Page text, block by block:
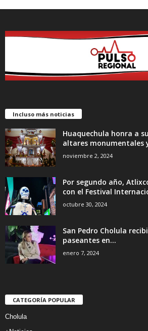
Incluso más noticias
Huaquechula honra a
altares monumentales
noviembre 2, 2024
Por segundo año,
con el Festival
octubre 30, 2024
San Pedro Cholula
paseantes en...
enero 7, 2024
CATEGORÍA POPULAR
Cholula